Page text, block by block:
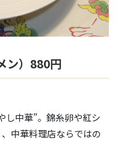
ン）880円
し中華”。錦糸卵や紅シ
中華料理店ならではの